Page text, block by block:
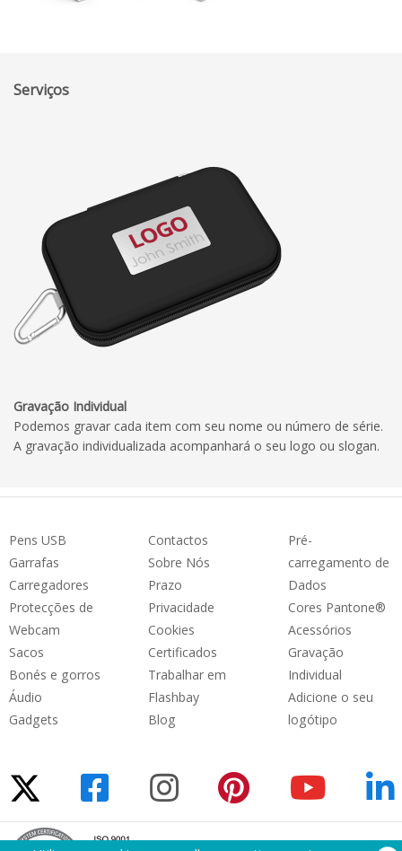
Serviços
Gravação Individual
Podemos gravar cada item com seu nome ou número de série.
A gravação individualizada acompanhará o seu logo ou slogan.
Pens USB
Garrafas
Carregadores
Protecções de
Webcam
Sacos
Bonés e gorros
Áudio
Gadgets
Contactos
Sobre Nós
Prazo
Privacidade
Cookies
Certificados
Trabalhar em
Flashbay
Blog
Pré-
carregamento de
Dados
Cores Pantone®
Acessórios
Gravação
Individual
Adicione o seu
logótipo